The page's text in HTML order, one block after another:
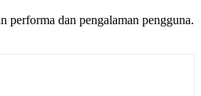
performa dan pengalaman pengguna.